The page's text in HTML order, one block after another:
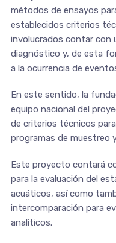
métodos de ensayos
establecidos criterios
involucrados contar con
diagnóstico y, de esta
a la ocurrencia de
En este sentido, la
equipo nacional del
de criterios técnicos
programas de muestreo
Este proyecto contará
para la evaluación del
acuáticos, así como
intercomparación para
analíticos.